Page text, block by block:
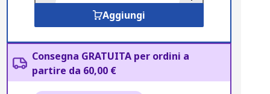
Aggiungi
Consegna GRATUITA per ordini a
partire da 60,00 €